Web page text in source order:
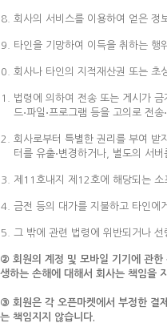
회사의 서비스를 이용하여 얻은 정
타인을 기망하여 이득을 취하는 행
회사나 타인의 지적재산권 또는 초
법령에 의하여 전송 또는 게시가
드⋅파일⋅프로그램 등을 고의로 전송
회사로부터 특별한 권리를 부여 받
터를 유출⋅변경하거나, 별도의 서
제11호내지 제12호에 해당되는
금전 등의 대가를 지불하고 타인에
그 밖에 관련 법령에 위반되거나
② 회원의 계정 및 모바일 기기에 관한
생하는 손해에 대해서 회사는 책임을
③ 회원은 각 오픈마켓에서 부정한 결
는 책임지지 않습니다.